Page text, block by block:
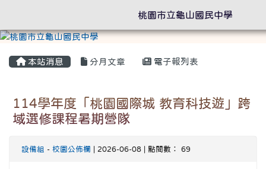
本站消息 分月文章 電子報列表
114學年度「桃園國際城 教育科技遊」跨
域選修課程暑期營隊
設備組 - 校園公佈欄 | 2026-06-08 | 點閱數： 69
桃園市立龜山國民中學